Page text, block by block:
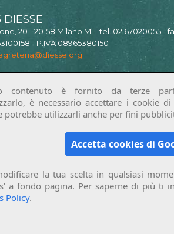
20 - 20158 Milano MI - tel. 02 67020055 -
- P.IVA 08965380150
contenuto è fornito da terze
è necessario accettare i cookie
potrebbe utilizzarli anche per fini
Accetta cookies di
la tua scelta in qualsiasi
a fondo pagina. Per saperne di più ti
Policy.